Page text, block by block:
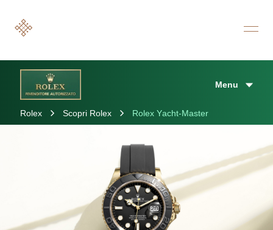
Menu
Rolex Scopri Rolex Rolex Yacht-Master